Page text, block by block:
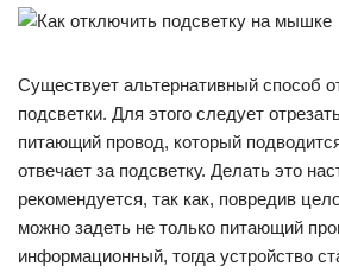
Существует альтернативный способ
подсветки. Для этого следует
питающий провод, который
отвечает за подсветку. Делать это
рекомендуется, так как, повредив
можно задеть не только питающий
информационный, тогда устройство